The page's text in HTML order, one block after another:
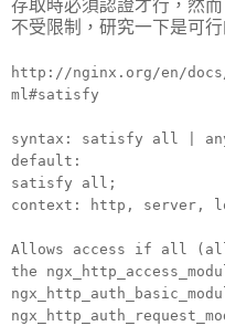
存取時必須認證才行，然
不受限制，研究一下是可行
http://nginx.org/en/
ml#satisfy
syntax:
satisfy all |
default:
satisfy all;
context:
http, server,
Allows access if all
the